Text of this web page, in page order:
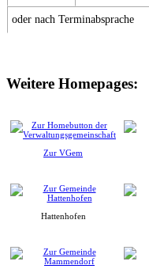
oder nach Terminabsprache
Weitere Homepages:
Zur VGem
Hattenhofen